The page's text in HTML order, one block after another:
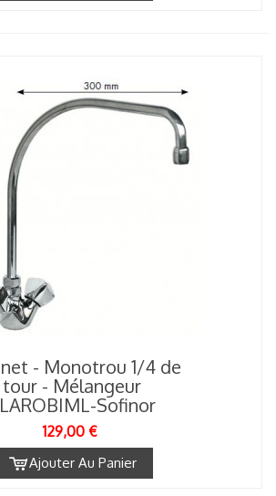
- Monotrou 1/4 de
tour - Mélangeur
Sofinor
129,00 €
Ajouter Au Panier